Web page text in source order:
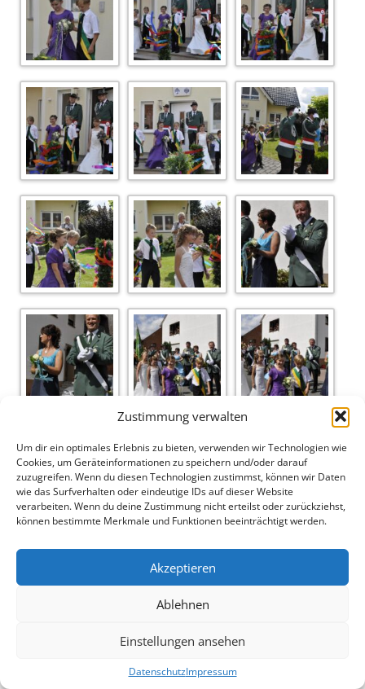
Zustimmung verwalten
Um dir ein optimales Erlebnis zu bieten, verwenden wir Technologien wie
Cookies, um Geräteinformationen zu speichern und/oder darauf
zuzugreifen. Wenn du diesen Technologien zustimmst, können wir Daten
wie das Surfverhalten oder eindeutige IDs auf dieser Website
verarbeiten. Wenn du deine Zustimmung nicht erteilst oder zurückziehst,
können bestimmte Merkmale und Funktionen beeinträchtigt werden.
Akzeptieren
Ablehnen
Einstellungen ansehen
DatenschutzImpressum